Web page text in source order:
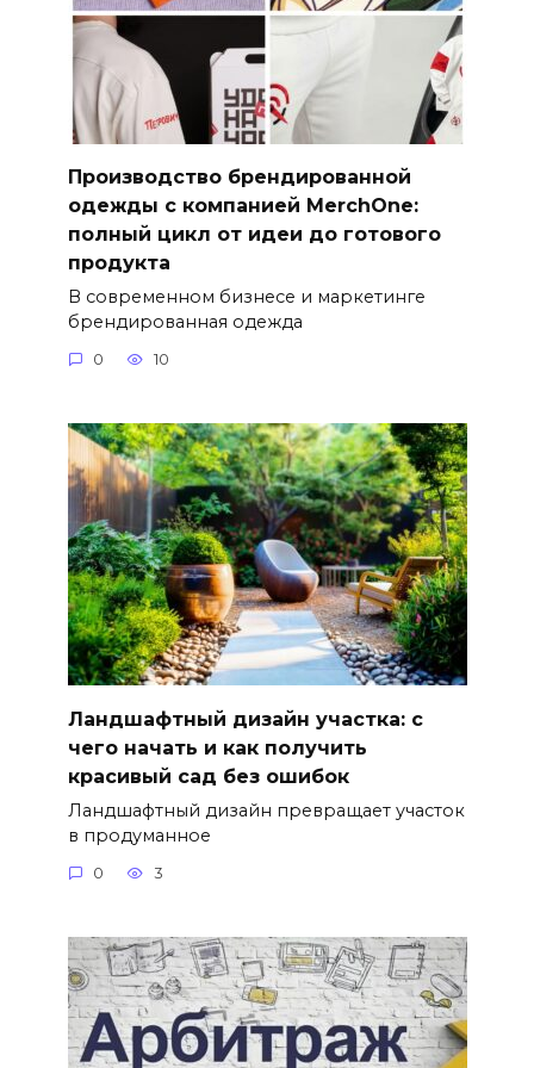
Производство брендированной
одежды с компанией MerchOne:
полный цикл от идеи до готового
продукта
В современном бизнесе и маркетинге
брендированная одежда
0 10
Ландшафтный дизайн участка: с
чего начать и как получить
красивый сад без ошибок
Ландшафтный дизайн превращает участок
в продуманное
0 3